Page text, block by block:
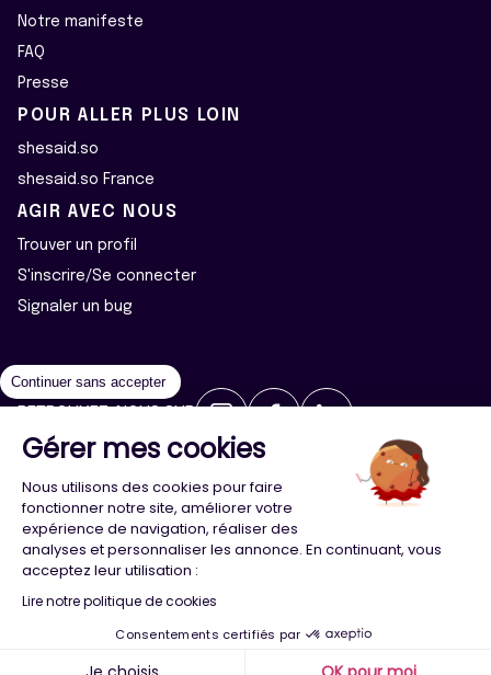
Notre manifeste
FAQ
Presse
POUR ALLER PLUS LOIN
shesaid.so
shesaid.so France
AGIR AVEC NOUS
Trouver un profil
S'inscrire/Se connecter
Signaler un bug
2026 ©Majeur·e·s - Tous droits réservés
Politique de confidentialité
Cookies
Conception Agence Adeliom
Continuer sans accepter
Gérer mes cookies
Nous utilisons des cookies pour faire
fonctionner notre site, améliorer votre
expérience de navigation, réaliser des
analyses et personnaliser les annonce. En continuant, vous
acceptez leur utilisation :
Lire notre politique de cookies
Consentements certifiés par